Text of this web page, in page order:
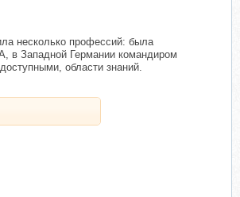
несколько профессий: была
в Западной Германии командиром
области знаний.